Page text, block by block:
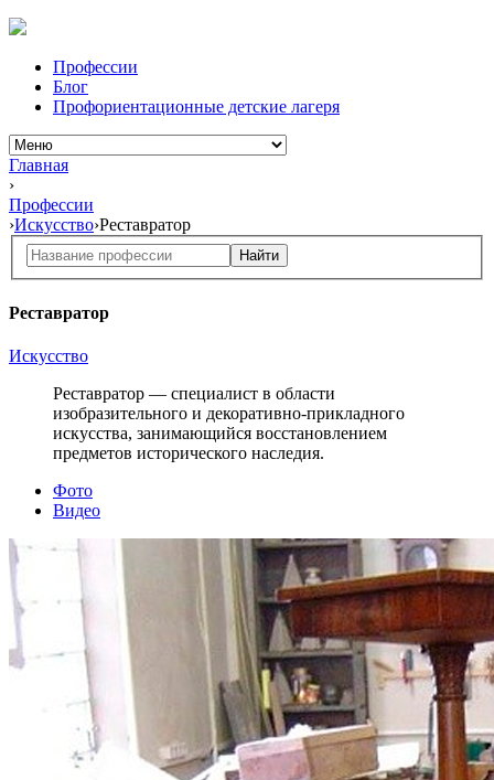
Профессии
Блог
Профориентационные детские лагеря
Главная
›
Профессии
›Искусство›Реставратор
Найти
Реставратор
Искусство
Реставратор — специалист в области
изобразительного и декоративно-прикладного
искусства, занимающийся восстановлением
предметов исторического наследия.
Фото
Видео